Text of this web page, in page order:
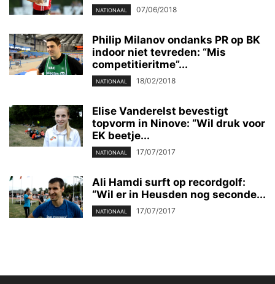
NATIONAAL 07/06/2018
Philip Milanov ondanks PR op BK
indoor niet tevreden: “Mis
competitieritme”...
NATIONAAL 18/02/2018
Elise Vanderelst bevestigt
topvorm in Ninove: “Wil druk voor
EK beetje...
NATIONAAL 17/07/2017
Ali Hamdi surft op recordgolf:
“Wil er in Heusden nog seconde...
NATIONAAL 17/07/2017